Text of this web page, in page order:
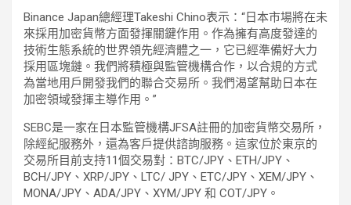
Binance Japan總經理Takeshi Chino表示：“日本市場將在未
來採用加密貨幣方面發揮關鍵作用。作為擁有高度發達的
技術生態系統的世界領先經濟體之一，它已經準備好大力
採用區塊鏈。我們將積極與監管機構合作，以合規的方式
為當地用戶開發我們的聯合交易所。我們渴望幫助日本在
加密領域發揮主導作用。”
SEBC是一家在日本監管機構JFSA註冊的加密貨幣交易所，
除經紀服務外，還為客戶提供諮詢服務。這家位於東京的
交易所目前支持11個交易對：BTC/JPY、ETH/JPY、
BCH/JPY、XRP/JPY、LTC/ JPY、ETC/JPY、XEM/JPY、
MONA/JPY、ADA/JPY、XYM/JPY 和 COT/JPY。